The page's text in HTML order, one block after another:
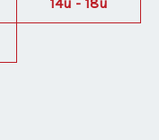
14u - 18u